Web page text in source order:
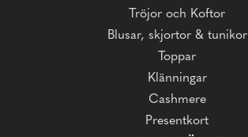
Tröjor och Koftor
Blusar, skjortor & tunikor
Toppar
Klänningar
Cashmere
Presentkort